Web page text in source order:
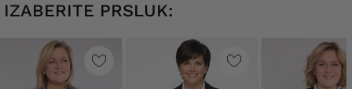
IZABERITE PRSLUK: